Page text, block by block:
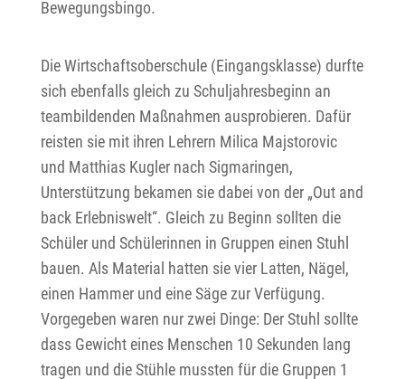
Bewegungsbingo.
Die Wirtschaftsoberschule (Eingangsklasse) durfte
sich ebenfalls gleich zu Schuljahresbeginn an
teambildenden Maßnahmen ausprobieren. Dafür
reisten sie mit ihren Lehrern Milica Majstorovic
und Matthias Kugler nach Sigmaringen,
Unterstützung bekamen sie dabei von der „Out and
back Erlebniswelt“. Gleich zu Beginn sollten die
Schüler und Schülerinnen in Gruppen einen Stuhl
bauen. Als Material hatten sie vier Latten, Nägel,
einen Hammer und eine Säge zur Verfügung.
Vorgegeben waren nur zwei Dinge: Der Stuhl sollte
dass Gewicht eines Menschen 10 Sekunden lang
tragen und die Stühle mussten für die Gruppen 1